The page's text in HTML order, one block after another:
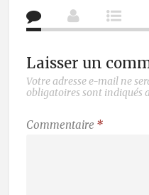
Laisser un
Votre adresse e-mail ne
obligatoires sont indiqués
Commentaire *